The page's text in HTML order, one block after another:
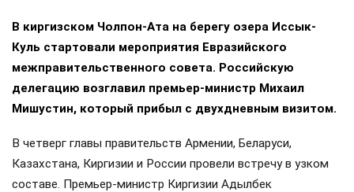
В киргизском Чолпон-Ата на берегу озера Иссык-
Куль стартовали мероприятия Евразийского
межправительственного совета. Российскую
делегацию возглавил премьер-министр Михаил
Мишустин, который прибыл с двухдневным визитом.
В четверг главы правительств Армении, Беларуси,
Казахстана, Киргизии и России провели встречу в узком
составе. Премьер-министр Киргизии Адылбек